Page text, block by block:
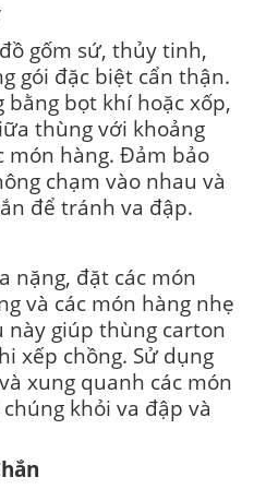
gốm sứ, thủy tinh,
gói đặc biệt cẩn thận.
bọt khí hoặc xốp,
thùng với khoảng
món hàng. Đảm bảo
chạm vào nhau và
để tránh va đập.
nặng, đặt các món
và các món hàng nhẹ
giúp thùng carton
xếp chồng. Sử dụng
xung quanh các món
khỏi va đập và